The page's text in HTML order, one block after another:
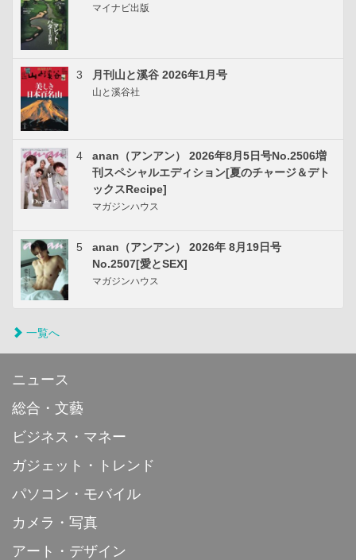
マイナビ出版
3 月刊山と溪谷 2026年1月号
山と溪谷社
4
anan（アンアン） 2026年8月5日号No.2506増
刊スペシャルエディション[夏のチャージ＆デト
ックスRecipe]
マガジンハウス
5
anan（アンアン） 2026年 8月19日号
No.2507[愛とSEX]
マガジンハウス
一覧へ
ニュース
総合・文藝
ビジネス・マネー
ガジェット・トレンド
パソコン・モバイル
カメラ・写真
アート・デザイン